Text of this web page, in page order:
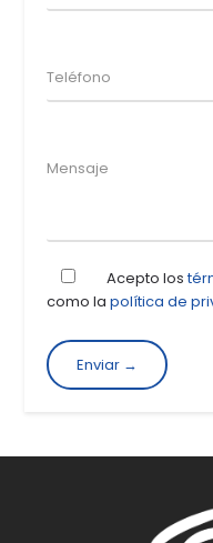
Acepto los
como lapolítica de